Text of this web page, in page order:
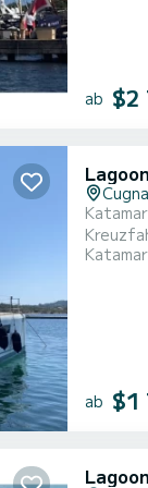
ab $2
Kreuzfahrt von ein
12
ab $1